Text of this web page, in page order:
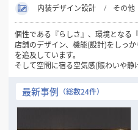
内装デザイン設計
その他
個性である『らしさ』、環境となる
店舗のデザイン、機能(設計)をしっ
を追及しています。
そして空間に宿る空気感(賑わいや
限られた予算内で魅力のある空間、
す。
最新事例 （総数24件）